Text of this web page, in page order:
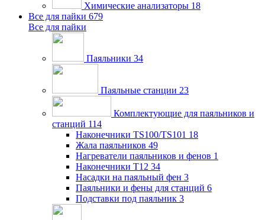
Химические анализаторы 18
Все для пайки 679
Все для пайки
Паяльники 34
Паяльные станции 23
Комплектующие для паяльников и
станций 114
Наконечники TS100/TS101 18
Жала паяльников 49
Нагреватели паяльников и фенов 1
Наконечники T12 34
Насадки на паяльный фен 3
Паяльники и фены для станций 6
Подставки под паяльник 3